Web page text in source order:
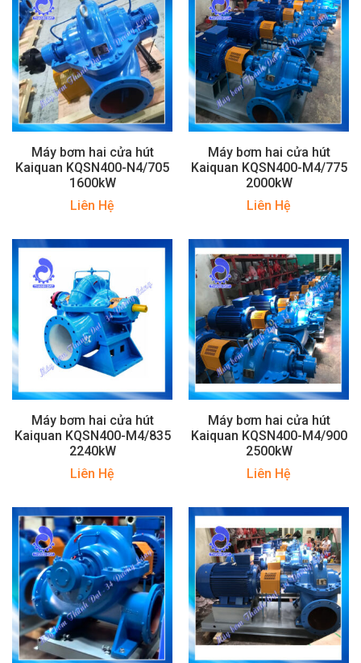
Máy bơm hai cửa hút
Kaiquan KQSN400-N4/705
1600kW
Liên Hệ
Máy bơm hai cửa hút
Kaiquan KQSN400-M4/775
2000kW
Liên Hệ
Máy bơm hai cửa hút
Kaiquan KQSN400-M4/835
2240kW
Liên Hệ
Máy bơm hai cửa hút
Kaiquan KQSN400-M4/900
2500kW
Liên Hệ